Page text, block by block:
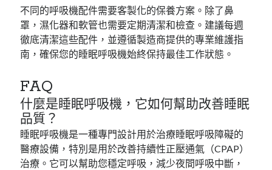
不同的呼吸機配件需要客製化的保養方案。除了鼻
罩，濕化器和軟管也需要定期清潔和檢查。建議每週
徹底清潔這些配件，並遵循製造商提供的專業維護指
南，確保您的睡眠呼吸機始終保持最佳工作狀態。
FAQ
什麼是睡眠呼吸機，它如何幫助改善睡眠
品質？
睡眠呼吸機是一種專門設計用於治療睡眠呼吸障礙的
醫療設備，特別是用於改善持續性正壓通氣（CPAP）
治療。它可以幫助您穩定呼吸，減少夜間呼吸中斷，